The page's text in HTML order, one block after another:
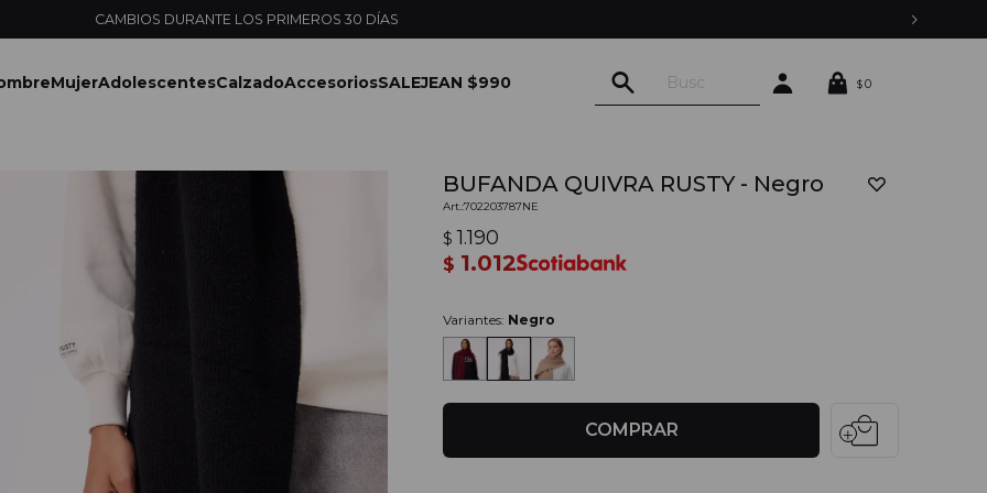
CAMBIOS DURANTE LOS PRIMEROS 30 DÍAS
MujerAdolescentesCalzadoAccesoriosSALEJEAN $990 $0
BUFANDA QUIVRA RUSTY - Negro
702203787NE
$ 1.190
$ 1.012
Variantes: Negro
COMPRAR local_mall